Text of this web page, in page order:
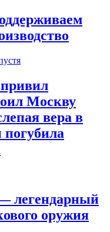
Москву
вера в
погубила
легендарный
оружия